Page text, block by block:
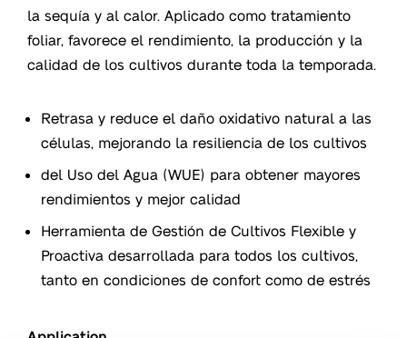
la sequía y al calor. Aplicado como tratamiento
foliar, favorece el rendimiento, la producción y la
calidad de los cultivos durante toda la temporada.
Retrasa y reduce el daño oxidativo natural a las
células, mejorando la resiliencia de los cultivos
del Uso del Agua (WUE) para obtener mayores
rendimientos y mejor calidad
Herramienta de Gestión de Cultivos Flexible y
Proactiva desarrollada para todos los cultivos,
tanto en condiciones de confort como de estrés